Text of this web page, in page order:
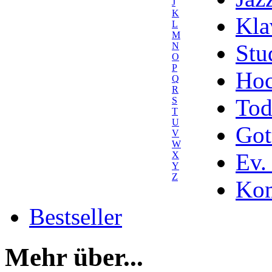
J
K
L
M
N
O
P
Q
R
S
T
U
V
W
X
Y
Z
Ev.
Bestseller
Mehr über...